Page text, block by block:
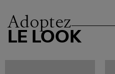
Adoptez
LE LOOK